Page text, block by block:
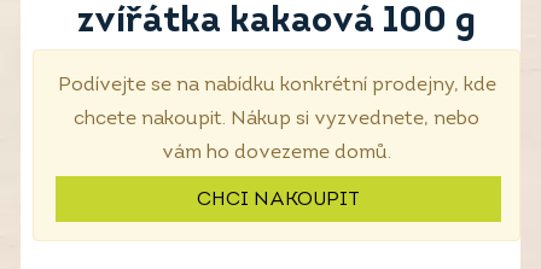
zvířátka kakaová 100 g
Podívejte se na nabídku konkrétní prodejny, kde
chcete nakoupit. Nákup si vyzvednete, nebo
vám ho dovezeme domů.
CHCI NAKOUPIT